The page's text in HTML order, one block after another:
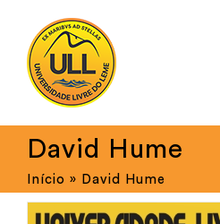
conteúdo
David Hume
Início » David Hume